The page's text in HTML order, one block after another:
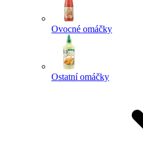
Ovocné omáčky
Ostatní omáčky